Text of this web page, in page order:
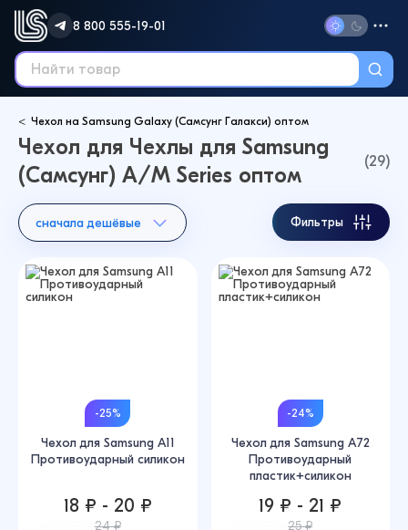
8 800 555-19-01
Чехол на Samsung Galaxy (Самсунг Галакси) оптом
Чехол для Чехлы для Samsung
(Самсунг) A/M Series оптом
(29)
сначала дешёвые Фильтры
-25%
Чехол для Samsung A11
Противоударный силикон
18 ₽ - 20 ₽
24 ₽
-24%
Чехол для Samsung A72
Противоударный
пластик+силикон
19 ₽ - 21 ₽
25 ₽